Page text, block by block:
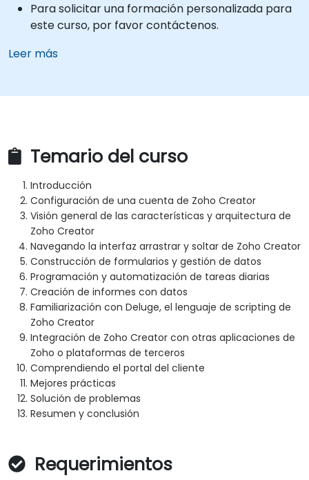
Para solicitar una formación personalizada para
este curso, por favor contáctenos.
Leer más
Temario del curso
Introducción
Configuración de una cuenta de Zoho Creator
Visión general de las características y arquitectura de
Zoho Creator
Navegando la interfaz arrastrar y soltar de Zoho Creator
Construcción de formularios y gestión de datos
Programación y automatización de tareas diarias
Creación de informes con datos
Familiarización con Deluge, el lenguaje de scripting de
Zoho Creator
Integración de Zoho Creator con otras aplicaciones de
Zoho o plataformas de terceros
Comprendiendo el portal del cliente
Mejores prácticas
Solución de problemas
Resumen y conclusión
Requerimientos